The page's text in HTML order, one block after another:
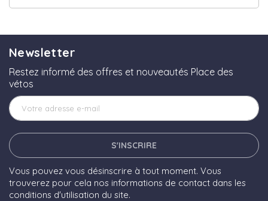
Newsletter
Restez informé des offres et nouveautés Place des
vétos
S'INSCRIRE
Vous pouvez vous désinscrire à tout moment. Vous
trouverez pour cela nos informations de contact dans les
conditions d'utilisation du site.